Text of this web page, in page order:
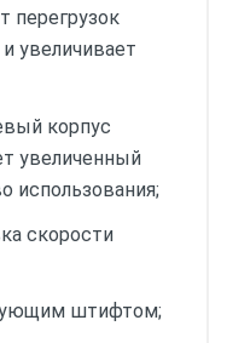
перегрузок
увеличивает
корпус
увеличенный
использования;
скорости
штифтом;